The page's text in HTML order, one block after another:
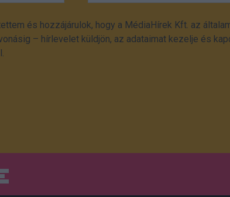
és hozzájárulok, hogy a MédiaHírek Kft. az
– hírlevelet küldjön, az adataimat kezelje és